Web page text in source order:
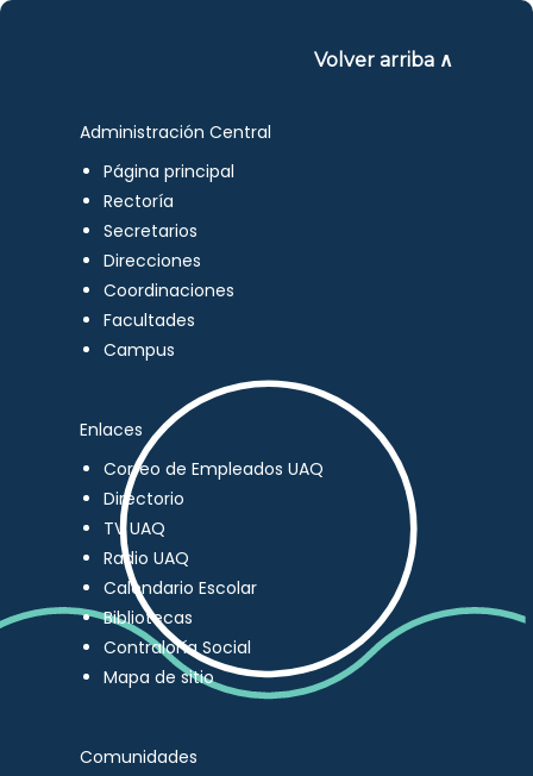
Volver arriba ∧
Administración Central
Página principal
Rectoría
Secretarios
Direcciones
Coordinaciones
Facultades
Campus
Enlaces
Correo de Empleados UAQ
Directorio
TV UAQ
Radio UAQ
Calendario Escolar
Bibliotecas
Contraloría Social
Mapa de sitio
Comunidades